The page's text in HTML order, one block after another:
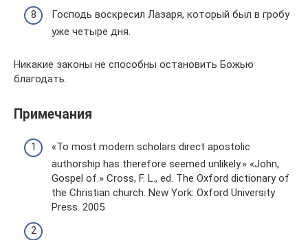
Господь воскресил Лазаря, который был в гробу
уже четыре дня.
Никакие законы не способны остановить Божью
благодать.
Примечания
«To most modern scholars direct apostolic
authorship has therefore seemed unlikely.» «John,
Gospel of.» Cross, F. L., ed. The Oxford dictionary of
the Christian church. New York: Oxford University
Press. 2005